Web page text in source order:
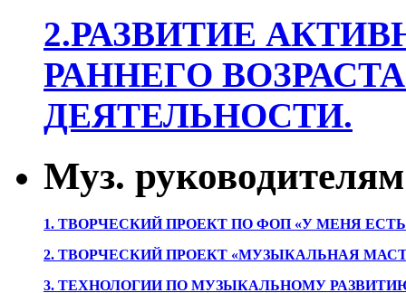
2.РАЗВИТИЕ
РАННЕГО
ДЕЯТЕЛЬНОСТИ.
Муз. руководителям
1. ТВОРЧЕСКИЙ ПРОЕКТ ПО ФОП «У МЕНЯ
2. ТВОРЧЕСКИЙ ПРОЕКТ «МУЗЫКАЛЬНАЯ
3. ТЕХНОЛОГИИ ПО МУЗЫКАЛЬНОМУ